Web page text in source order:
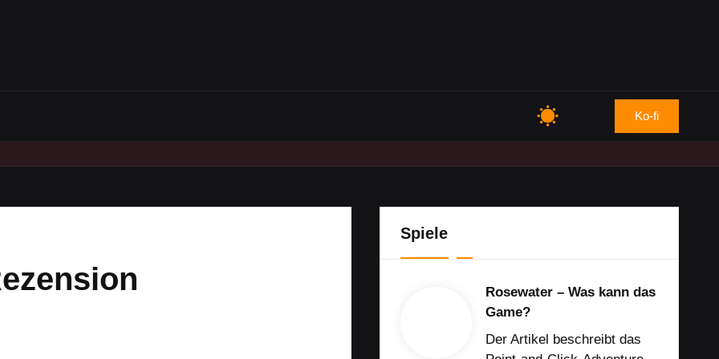
Ko-fi
Spiele
Rosewater – Was kann das
Game?
Der Artikel beschreibt das